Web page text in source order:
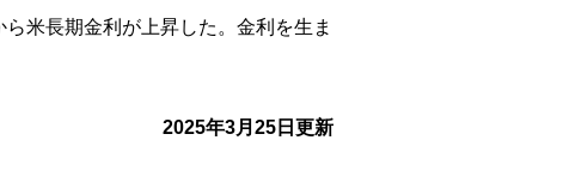
米長期金利が上昇した。金利を生ま
2025年3月25日更新